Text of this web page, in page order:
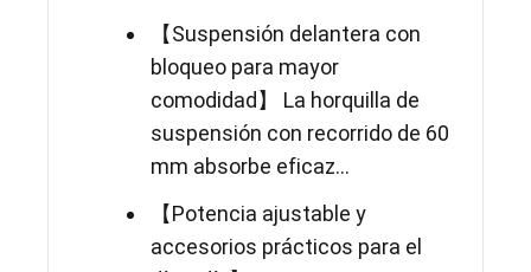
【Suspensión delantera con
bloqueo para mayor
comodidad】 La horquilla de
suspensión con recorrido de 60
mm absorbe eficaz...
【Potencia ajustable y
accesorios prácticos para el